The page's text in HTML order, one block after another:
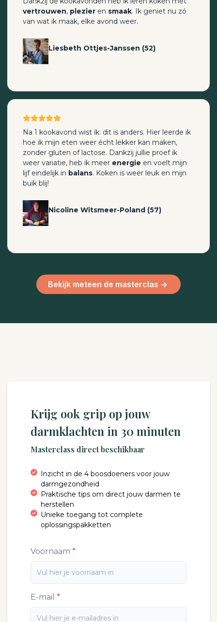
vertrouwen, plezier en smaak. Ik geniet nu zó
van wat ik maak, elke avond weer.
Liesbeth Ottjes-Janssen (52)
Na 1 kookavond wist ik: dit is anders. Hier leerde ik
hoe ik mijn eten weer écht lekker kan maken,
zonder gluten of lactose. Dankzij jullie proef ik
weer variatie, heb ik meer energie en voelt mijn
lijf eindelijk in balans. Koken is weer leuk en mijn
buik blij!
Nicoline Witsmeer-Poland (57)
Bekijk meteen de masterclas ->
Krijg ook grip op jouw
darmklachten in 30 minuten
Masterclass direct beschikbaar
Inzicht in de 4 boosdoeners voor jouw
darmgezondheid
Praktische tips om direct jouw darmen te
herstellen
Unieke toegang tot complete
oplossingspakketten
Voornaam
E-mail